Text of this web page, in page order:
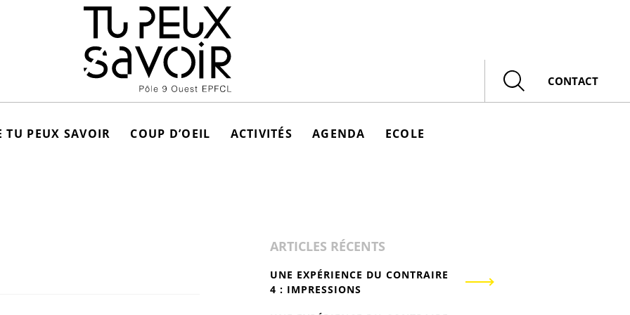
Rechercher
CONTACT
TU PEUX SAVOIR COUP D’OEIL ACTIVITÉS AGENDA ECOLE
ARTICLES RÉCENTS
UNE EXPÉRIENCE DU CONTRAIRE
4 : IMPRESSIONS